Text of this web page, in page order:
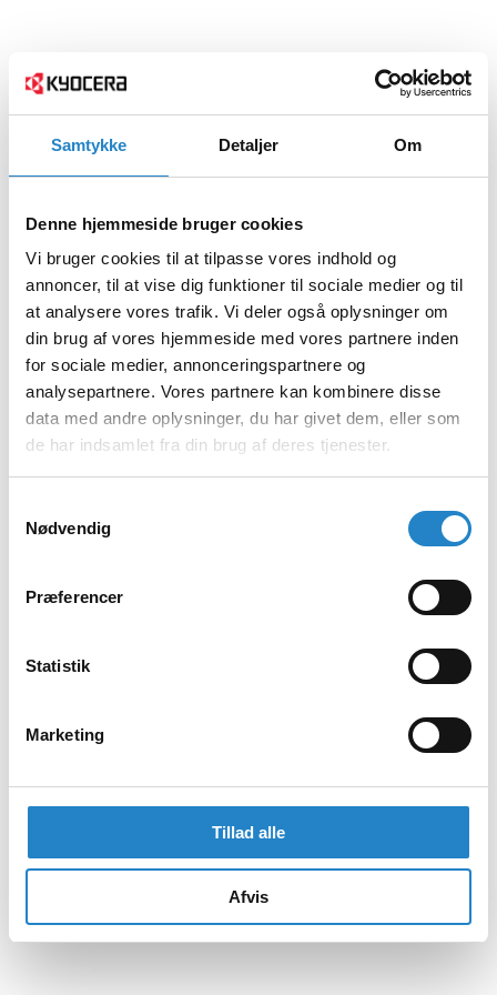
Samtykke Detaljer Om
Denne hjemmeside bruger cookies
Vi bruger cookies til at tilpasse vores indhold og
annoncer, til at vise dig funktioner til sociale medier og til
at analysere vores trafik. Vi deler også oplysninger om
din brug af vores hjemmeside med vores partnere inden
for sociale medier, annonceringspartnere og
analysepartnere. Vores partnere kan kombinere disse
data med andre oplysninger, du har givet dem, eller som
de har indsamlet fra din brug af deres tjenester.
Nødvendig
Præferencer
Statistik
Marketing
Tillad alle
Afvis